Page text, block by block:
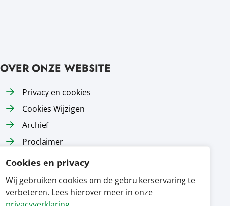
Cookies en privacy
Wij gebruiken cookies om de gebruikerservaring te
verbeteren. Lees hierover meer in onze
OVER ONZE WEBSITE
Privacy en cookies
Cookies Wijzigen
Archief
Proclaimer
Responsible disclosure
Toegankelijkheid
Sitemap